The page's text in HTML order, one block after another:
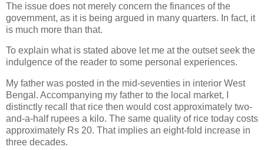
The issue does not merely concern the finances of the
government, as it is being argued in many quarters. In fact, it
is much more than that.
To explain what is stated above let me at the outset seek the
indulgence of the reader to some personal experiences.
My father was posted in the mid-seventies in interior West
Bengal. Accompanying my father to the local market, I
distinctly recall that rice then would cost approximately two-
and-a-half rupees a kilo. The same quality of rice today costs
approximately Rs 20. That implies an eight-fold increase in
three decades.